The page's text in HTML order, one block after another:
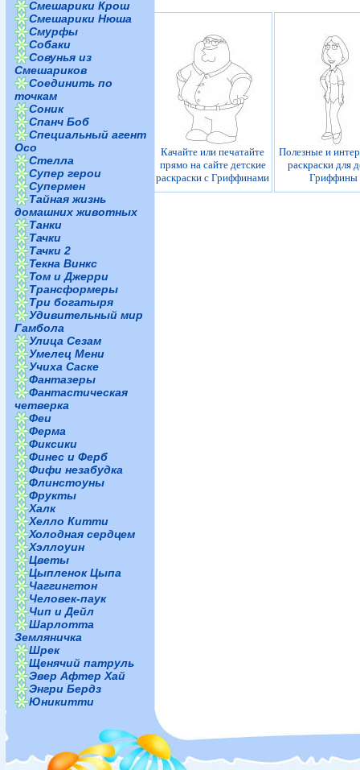
Смешарики Крош
Смешарики Нюша
Смурфы
Собаки
Совунья из
Смешариков
Соединить по
точкам
Соник
Спанч Боб
Специальный агент
Осо
Стелла
Супер герои
Супермен
Тайная жизнь
домашних животных
Танки
Тачки
Тачки 2
Текна Винкс
Том и Джерри
Трансформеры
Три богатыря
Удивительный мир
Гамбола
Улица Сезам
Умелец Мени
Учиха Саске
Фантазеры
Фантастическая
четверка
Феи
Ферма
Фиксики
Финес и Ферб
Фифи незабудка
Флинстоуны
Фрукты
Халк
Хелло Китти
Холодная сердцем
Хэллоуин
Цветы
Цыпленок Цыпа
Чаггингтон
Человек-паук
Чип и Дейл
Шарлотта
Земляничка
Шрек
Щенячий патруль
Эвер Афтер Хай
Энгри Бердз
Юникитти
Качайте или печатайте
прямо на сайте детские
раскраски с Гриффинами
Полезные и
раскраски для
Гриффины